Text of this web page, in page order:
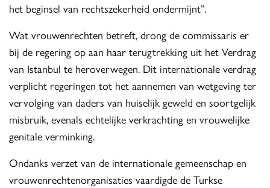
het beginsel van rechtszekerheid ondermijnt”.
Wat vrouwenrechten betreft, drong de commissaris er
bij de regering op aan haar terugtrekking uit het Verdrag
van Istanbul te heroverwegen. Dit internationale verdrag
verplicht regeringen tot het aannemen van wetgeving ter
vervolging van daders van huiselijk geweld en soortgelijk
misbruik, evenals echtelijke verkrachting en vrouwelijke
genitale verminking.
Ondanks verzet van de internationale gemeenschap en
vrouwenrechtenorganisaties vaardigde de Turkse